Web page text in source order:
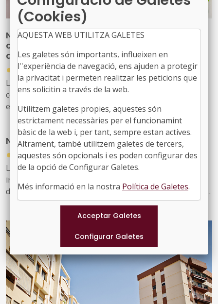
Nova publicació per reforçar les
competències del personal tècnic municipal
d’educació
●
31/07/2026
La Diputació de Barcelona ha editat la publicació ‘Marc
competencial del perfil tècnic municipal d’educació’, una
eina que defineix, ordena i enforteix el nou rol del
personal tècnic d’educació i el seu lideratge en el
desenvolupament i la gestió de les polítiques educatives
locals
Nou butlletí digital de l’FMC, el 934
●
31/07/2026
Les notícies sobre l'activitat de l'FMC, les recents
informacions d'interès per als governs locals, les
disposicions jurídiques noves i diversos actes d'agenda
us arriben amb aquest exemplar, el 934. També inclou
les notícies recents sobre fons europeus
(Cookies)
AQUESTA WEB UTILITZA GALETES
Les galetes són importants, influeixen en
l''experiència de navegació, ens ajuden a protegir
la privacitat i permeten realitzar les peticions que
ens solicitin a través de la web.
Utilitzem galetes propies, aquestes són
estrictament necessàries per el funcionamint
bàsic de la web i, per tant, sempre estan actives.
Altrament, també utilitzem galetes de tercers,
aquestes són opcionals i es poden configurar des
de la opció de Configurar Galetes.
Més informació en la nostra Política de Galetes.